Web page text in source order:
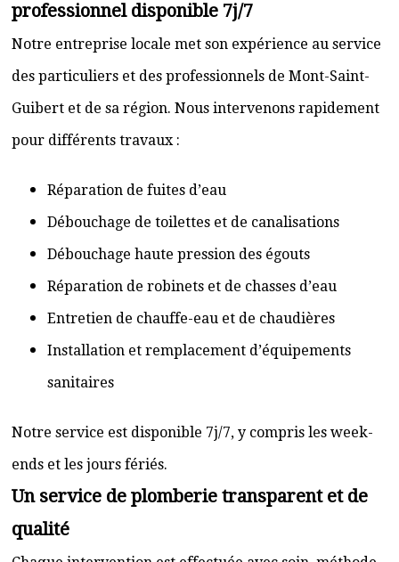
professionnel disponible 7j/7
Notre entreprise locale met son expérience au service
des particuliers et des professionnels de Mont-Saint-
Guibert et de sa région. Nous intervenons rapidement
pour différents travaux :
Réparation de fuites d’eau
Débouchage de toilettes et de canalisations
Débouchage haute pression des égouts
Réparation de robinets et de chasses d’eau
Entretien de chauffe-eau et de chaudières
Installation et remplacement d’équipements
sanitaires
Notre service est disponible 7j/7, y compris les week-
ends et les jours fériés.
Un service de plomberie transparent et de
qualité